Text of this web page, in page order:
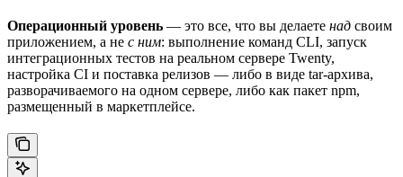
Операционный уровень — это все, что вы делаете над своим
приложением, а не с ним: выполнение команд CLI, запуск
интеграционных тестов на реальном сервере Twenty,
настройка CI и поставка релизов — либо в виде tar-архива,
разворачиваемого на одном сервере, либо как пакет npm,
размещенный в маркетплейсе.